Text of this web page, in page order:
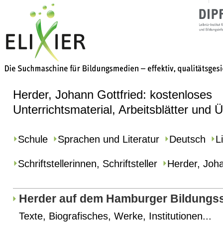
Herder, Johann Gottfried: kostenloses
Unterrichtsmaterial, Arbeitsblätter und
Schule Sprachen und Literatur Deutsch
Schriftstellerinnen, Schriftsteller Herder,
Herder auf dem Hamburger
Texte, Biografisches, Werke, Institutionen...